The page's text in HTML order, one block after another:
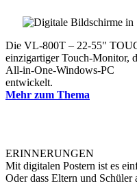
Die VL-800T – 22-55"
einzigartiger Touch-Monitor,
All-in-One-Windows-PC
entwickelt.
Mehr zum Thema
ERINNERUNGEN
Mit digitalen Postern ist es
Oder dass Eltern und